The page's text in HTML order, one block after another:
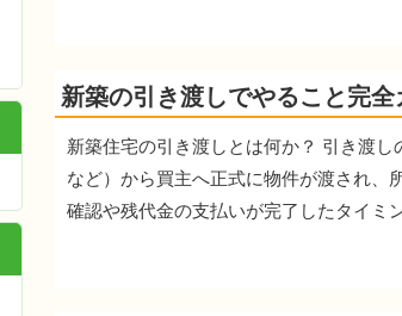
新築の引き渡しでやること完
新築住宅の引き渡しとは何か？ 引き渡
など）から買主へ正式に物件が渡され、
確認や残代金の支払いが完了したタイミ